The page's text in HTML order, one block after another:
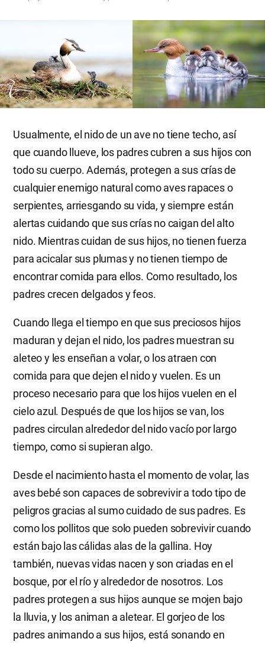
Usualmente, el nido de un ave no tiene techo, así
que cuando llueve, los padres cubren a sus hijos con
todo su cuerpo. Además, protegen a sus crías de
cualquier enemigo natural como aves rapaces o
serpientes, arriesgando su vida, y siempre están
alertas cuidando que sus crías no caigan del alto
nido. Mientras cuidan de sus hijos, no tienen fuerza
para acicalar sus plumas y no tienen tiempo de
encontrar comida para ellos. Como resultado, los
padres crecen delgados y feos.
Cuando llega el tiempo en que sus preciosos hijos
maduran y dejan el nido, los padres muestran su
aleteo y les enseñan a volar, o los atraen con
comida para que dejen el nido y vuelen. Es un
proceso necesario para que los hijos vuelen en el
cielo azul. Después de que los hijos se van, los
padres circulan alrededor del nido vacío por largo
tiempo, como si supieran algo.
Desde el nacimiento hasta el momento de volar, las
aves bebé son capaces de sobrevivir a todo tipo de
peligros gracias al sumo cuidado de sus padres. Es
como los pollitos que solo pueden sobrevivir cuando
están bajo las cálidas alas de la gallina. Hoy
también, nuevas vidas nacen y son criadas en el
bosque, por el río y alrededor de nosotros. Los
padres protegen a sus hijos aunque se mojen bajo
la lluvia, y los animan a aletear. El gorjeo de los
padres animando a sus hijos, está sonando en